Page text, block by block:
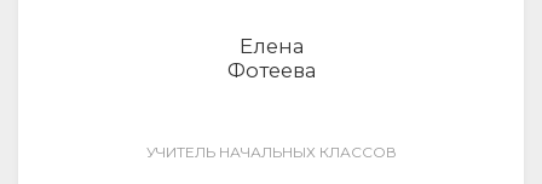
Елена
Фотеева
УЧИТЕЛЬ НАЧАЛЬНЫХ КЛАССОВ